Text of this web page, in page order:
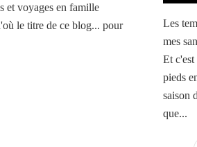
et voyages en famille
le titre de ce blog... pour
Les
mes
Et c'est
pieds
saison
que...